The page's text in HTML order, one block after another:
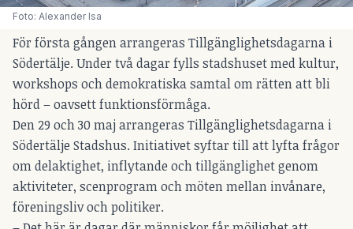
Foto: Alexander Isa
För första gången arrangeras Tillgänglighetsdagarna i
Södertälje. Under två dagar fylls stadshuset med kultur,
workshops och demokratiska samtal om rätten att bli
hörd – oavsett funktionsförmåga.
Den 29 och 30 maj arrangeras Tillgänglighetsdagarna i
Södertälje Stadshus. Initiativet syftar till att lyfta frågor
om delaktighet, inflytande och tillgänglighet genom
aktiviteter, scenprogram och möten mellan invånare,
föreningsliv och politiker.